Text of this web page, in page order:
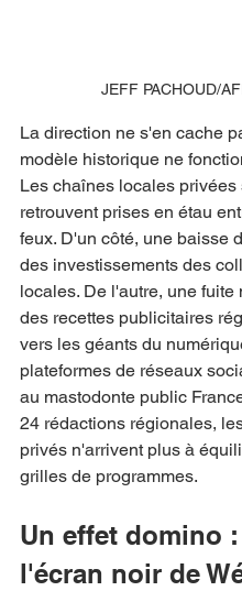
JEFF PACHOUD/
La direction ne s'en cache
modèle historique ne
Les chaînes locales privées
retrouvent prises en étau
feux. D'un côté, une baisse
des investissements des
locales. De l'autre, une fuite
des recettes publicitaires
vers les géants du
plateformes de réseaux
au mastodonte public
24 rédactions régionales,
privés n'arrivent plus à
grilles de programmes.
Un effet domino
l'écran noir de